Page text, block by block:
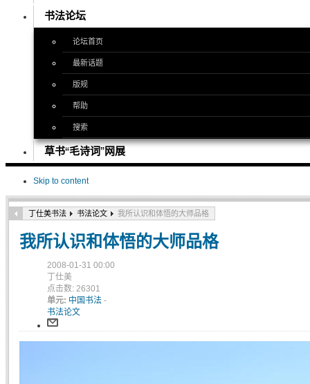
书法论坛
论坛首页
最新话题
版规
帮助
搜索
草书“毛诗词”网展
Skip to content
丁仕美书法 书法论文 我所认识和体悟的大师品格
我所认识和体悟的大师品格
2008-01-31 00:00
丁仕美
点击数: 26301
单元: 中国书法 -
书法论文